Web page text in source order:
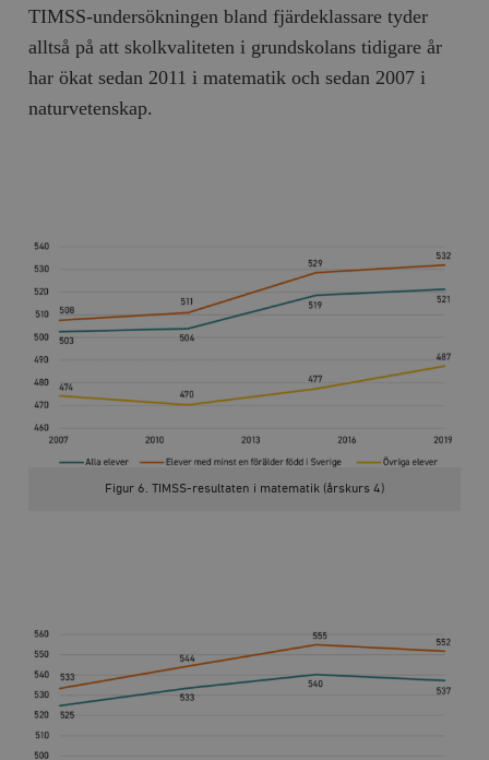
TIMSS-undersökningen bland fjärdeklassare tyder
alltså på att skolkvaliteten i grundskolans tidigare år
har ökat sedan 2011 i matematik och sedan 2007 i
naturvetenskap.
Figur 6. TIMSS-resultaten i matematik (årskurs 4)